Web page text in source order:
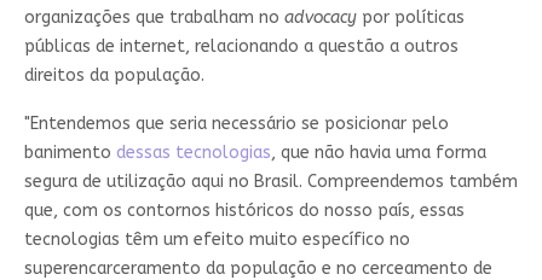
organizações que trabalham no advocacy por políticas
públicas de internet, relacionando a questão a outros
direitos da população.
"Entendemos que seria necessário se posicionar pelo
banimento dessas tecnologias, que não havia uma forma
segura de utilização aqui no Brasil. Compreendemos também
que, com os contornos históricos do nosso país, essas
tecnologias têm um efeito muito específico no
superencarceramento da população e no cerceamento de